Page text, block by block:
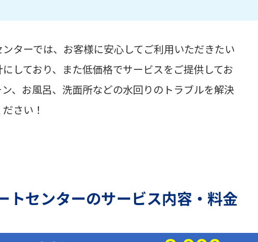
ターでは、お客様に安心してご利用いただきたい
しており、また低価格でサービスをご提供してお
、お風呂、洗面所などの水回りのトラブルを解決
さい！
トセンターのサービス内容・料金